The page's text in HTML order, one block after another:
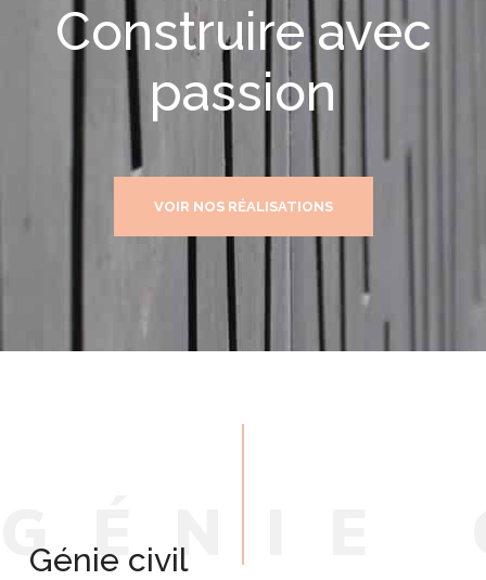
Construire avec
passion
VOIR NOS RÉALISATIONS
GÉN
Génie civil